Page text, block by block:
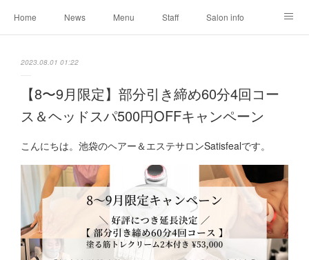
Home News Menu Staff Salon info
2023.08.01 01:22
【8〜9月限定】部分引き締め60分4回コー
ス＆ヘッドスパ500円OFFキャンペーン
こんにちは。池袋のヘアー＆エステサロンSatisfealです。